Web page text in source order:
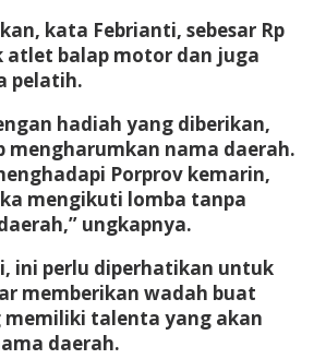
kata Febrianti, sebesar Rp
atlet balap motor dan juga
pelatih.
hadiah yang diberikan,
nama daerah.
Porprov kemarin,
mengikuti lomba tanpa
ungkapnya.
ini perlu diperhatikan untuk
memberikan wadah buat
talenta yang akan
daerah.